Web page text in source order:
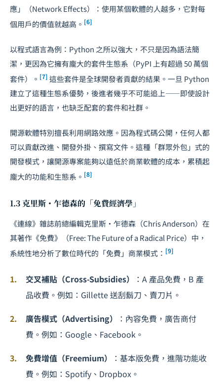
應」（Network Effects）：使用某個軟體的人越多，它對每
個用戶的價值就越高。 [6]
以程式語言為例：Python 之所以強大，不只是因為語法簡
潔，更因為它擁有龐大的套件生態系（PyPI 上有超過 50 萬個
套件）。 [7] 這些套件是全球開發者貢獻的結果。一旦 Python
建立了這種生態系優勢，後進者幾乎不可能追上——即使設計
出更好的語言，也缺乏配套的套件和社群。
開源軟體特別擅長利用網路效應。因為程式碼公開，任何人都
可以貢獻改進、開發外掛、撰寫文件。這種「群眾外包」式的
開發模式，讓開源專案能夠以遠低於商業軟體的成本，累積起
龐大的功能和生態系。 [8]
1.3 克里斯・乍德森的「免費經濟學」
《連線》雜誌前總編輯克里斯・乍德森（Chris Anderson）在
其著作《免費》（Free: The Future of a Radical Price）中，
系統性地分析了數位時代的「免費」商業模式： [9]
交叉補貼（Cross-Subsidies）
：A 產品免費，B 產
品收費。例如：Gillette 送刮鬍刀、賣刀片。
廣告模式（Advertising）
：內容免費，廣告商付
費。例如：Google、Facebook。
免費增值（Freemium）
：基本版免費，進階功能收
費。例如：Spotify、Dropbox。